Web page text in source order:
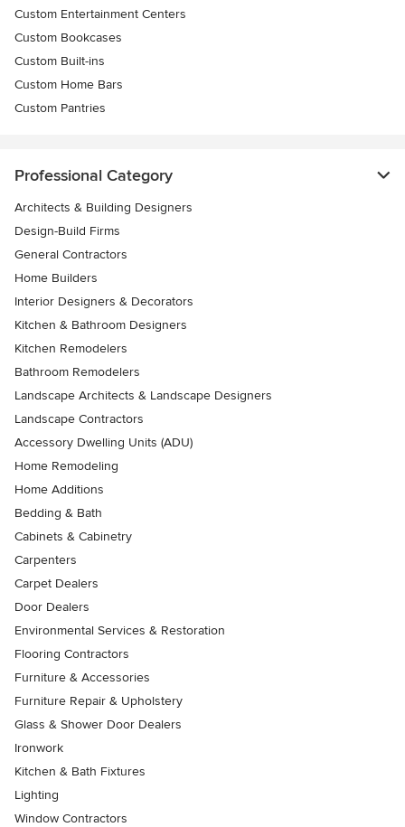
Custom Entertainment Centers
Custom Bookcases
Custom Built-ins
Custom Home Bars
Custom Pantries
Professional Category
Architects & Building Designers
Design-Build Firms
General Contractors
Home Builders
Interior Designers & Decorators
Kitchen & Bathroom Designers
Kitchen Remodelers
Bathroom Remodelers
Landscape Architects & Landscape Designers
Landscape Contractors
Accessory Dwelling Units (ADU)
Home Remodeling
Home Additions
Bedding & Bath
Cabinets & Cabinetry
Carpenters
Carpet Dealers
Door Dealers
Environmental Services & Restoration
Flooring Contractors
Furniture & Accessories
Furniture Repair & Upholstery
Glass & Shower Door Dealers
Ironwork
Kitchen & Bath Fixtures
Lighting
Window Contractors